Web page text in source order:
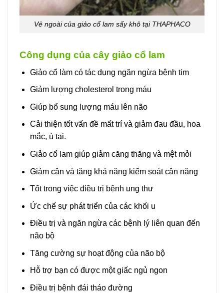
Vẻ ngoài của giảo cổ lam sấy khô tại THAPHACO
Công dụng của cây giảo cổ lam
Giảo cổ làm có tác dụng ngăn ngừa bệnh tim
Giảm lượng cholesterol trong máu
Giúp bổ sung lượng máu lên não
Cải thiện tốt vấn đề mất trí và giảm đau đầu, hoa
mắc, ù tai.
Giảo cổ lam giúp giảm căng thăng và mệt mỏi
Giảm cân và tăng khả năng kiểm soát cân nặng
Tốt trong việc điều trị bệnh ung thư
Ức chế sự phát triển của các khối u
Điều trị và ngăn ngừa các bệnh lý liên quan đến
não bộ
Tăng cường sự hoạt động của não bộ
Hỗ trợ bạn có được một giấc ngủ ngon
Điều trị bệnh đái tháo đường